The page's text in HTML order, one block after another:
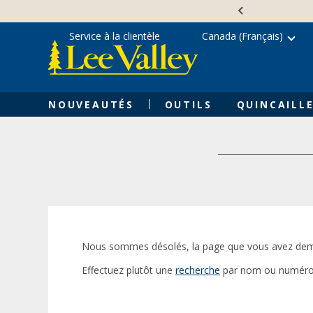
content
NOUVEAUTÉS OUTILS
Service à la clientèle Canada (Français)
Nous sommes désolés, la page que vous avez
Effectuez plutôt une recherche par nom ou